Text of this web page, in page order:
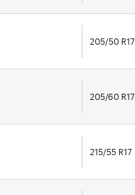
205/50 R17
205/60 R17
215/55 R17